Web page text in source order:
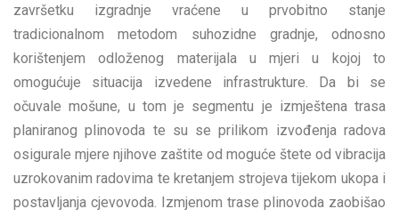
završetku izgradnje vraćene u prvobitno stanje
tradicionalnom metodom suhozidne gradnje, odnosno
korištenjem odloženog materijala u mjeri u kojoj to
omogućuje situacija izvedene infrastrukture. Da bi se
očuvale mošune, u tom je segmentu je izmještena trasa
planiranog plinovoda te su se prilikom izvođenja radova
osigurale mjere njihove zaštite od moguće štete od vibracija
uzrokovanim radovima te kretanjem strojeva tijekom ukopa i
postavljanja cjevovoda. Izmjenom trase plinovoda zaobišao